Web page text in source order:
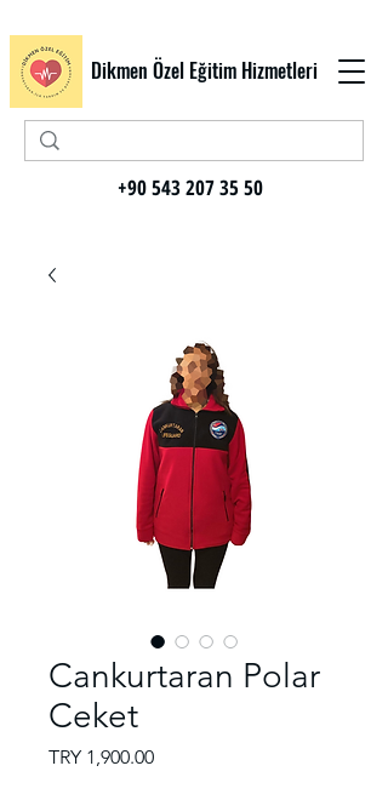
Dikmen Özel Eğitim Hizmetleri
+90 543 207 35 50
Cankurtaran Polar
Ceket
TRY 1,900.00Price